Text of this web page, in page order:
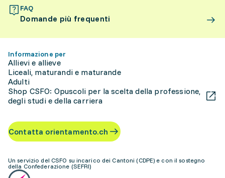
FAQ
Domande più frequenti
Informazione per
Allievi e allieve
Liceali, maturandi e maturande
Adulti
Shop CSFO: Opuscoli per la scelta della professione,
degli studi e della carriera
Contatta orientamento.ch
Un servizio del CSFO su incarico dei Cantoni (CDPE) e con il sostegno
della Confederazione (SEFRI)